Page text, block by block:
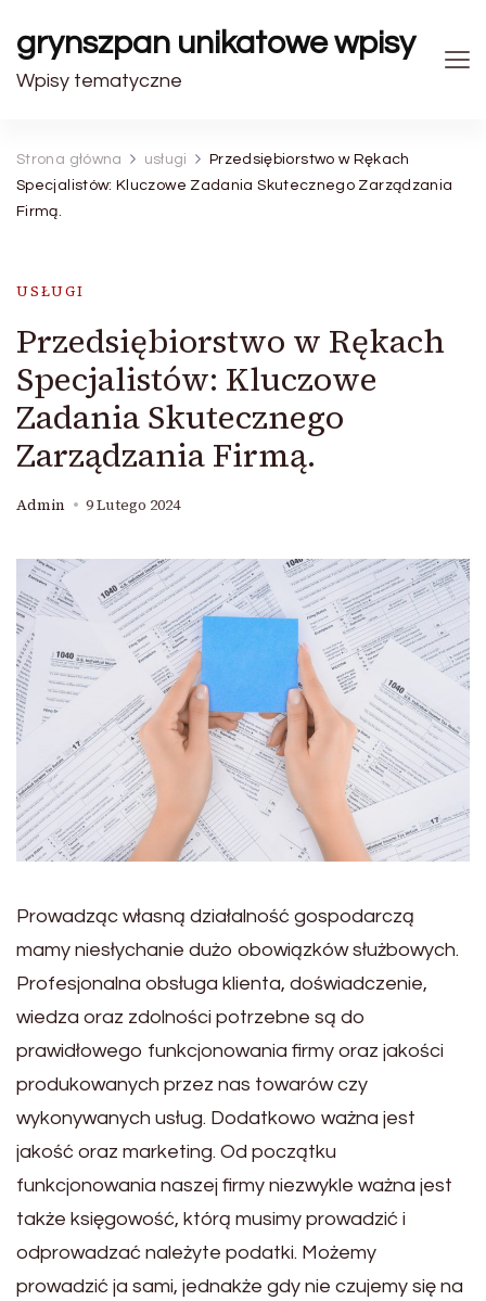
grynszpan unikatowe wpisy
Wpisy tematyczne
Strona główna usługi
Przedsiębiorstwo w Rękach
Specjalistów: Kluczowe Zadania Skutecznego Zarządzania
Firmą.
USŁUGI
Przedsiębiorstwo w Rękach
Specjalistów: Kluczowe
Zadania Skutecznego
Zarządzania Firmą.
Admin 9 Lutego 2024
Prowadząc własną działalność gospodarczą
mamy niesłychanie dużo obowiązków służbowych.
Profesjonalna obsługa klienta, doświadczenie,
wiedza oraz zdolności potrzebne są do
prawidłowego funkcjonowania firmy oraz jakości
produkowanych przez nas towarów czy
wykonywanych usług. Dodatkowo ważna jest
jakość oraz marketing. Od początku
funkcjonowania naszej firmy niezwykle ważna jest
także księgowość, którą musimy prowadzić i
odprowadzać należyte podatki. Możemy
prowadzić ja sami, jednakże gdy nie czujemy się na